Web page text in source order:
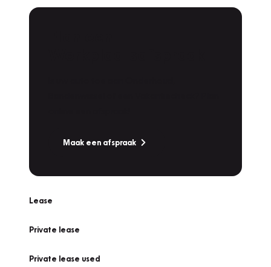
Maak een afspraak
Lease
Private lease
Private lease used